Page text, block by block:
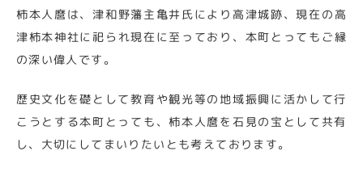
柿本人麿は、津和野藩主亀井氏により高津城跡、現在の高
津柿本神社に祀られ現在に至っており、本町とってもご縁
の深い偉人です。
歴史文化を礎として教育や観光等の地域振興に活かして行
こうとする本町とっても、柿本人麿を石見の宝として共有
し、大切にしてまいりたいとも考えております。